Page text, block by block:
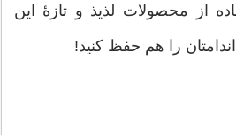
از محصولات لذیذ و تازۀ این
را هم حفظ کنید!